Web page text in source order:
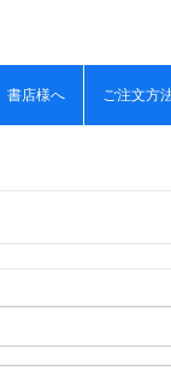
書店様へ ご注文方